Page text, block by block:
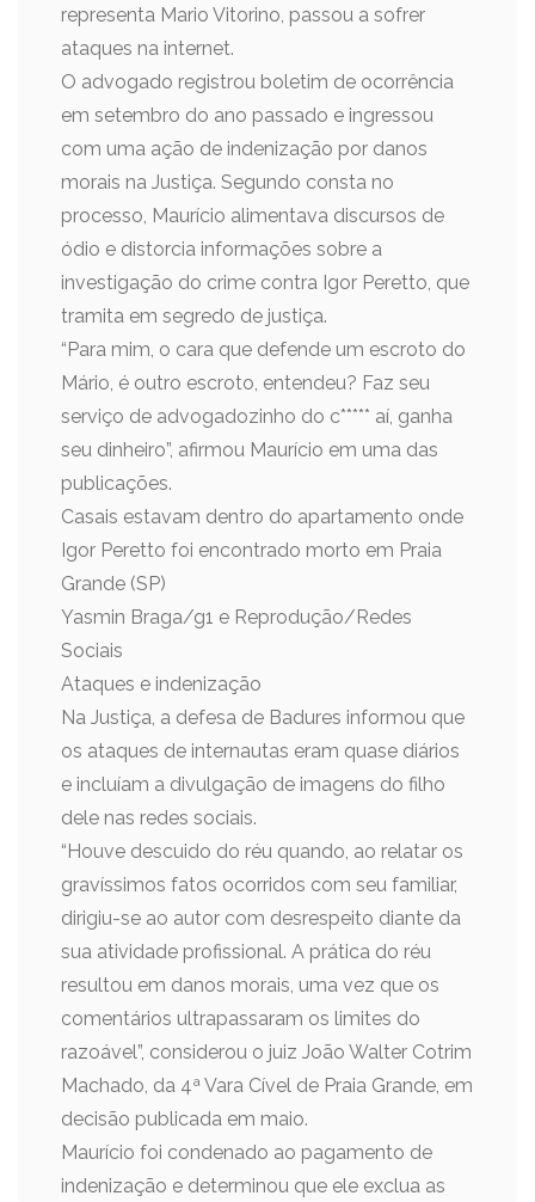
representa Mario Vitorino, passou a sofrer
ataques na internet.
O advogado registrou boletim de ocorrência
em setembro do ano passado e ingressou
com uma ação de indenização por danos
morais na Justiça. Segundo consta no
processo, Maurício alimentava discursos de
ódio e distorcia informações sobre a
investigação do crime contra Igor Peretto, que
tramita em segredo de justiça.
“Para mim, o cara que defende um escroto do
Mário, é outro escroto, entendeu? Faz seu
serviço de advogadozinho do c***** aí, ganha
seu dinheiro”, afirmou Maurício em uma das
publicações.
Casais estavam dentro do apartamento onde
Igor Peretto foi encontrado morto em Praia
Grande (SP)
Yasmin Braga/g1 e Reprodução/Redes
Sociais
Ataques e indenização
Na Justiça, a defesa de Badures informou que
os ataques de internautas eram quase diários
e incluíam a divulgação de imagens do filho
dele nas redes sociais.
“Houve descuido do réu quando, ao relatar os
gravíssimos fatos ocorridos com seu familiar,
dirigiu-se ao autor com desrespeito diante da
sua atividade profissional. A prática do réu
resultou em danos morais, uma vez que os
comentários ultrapassaram os limites do
razoável”, considerou o juiz João Walter Cotrim
Machado, da 4ª Vara Cível de Praia Grande, em
decisão publicada em maio.
Maurício foi condenado ao pagamento de
indenização e determinou que ele exclua as